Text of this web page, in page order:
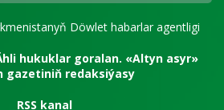
Döwlet habarlar agentligi
hukuklar goralan. «Altyn asyr»
gazetiniň redaksiýasy
RSS kanal